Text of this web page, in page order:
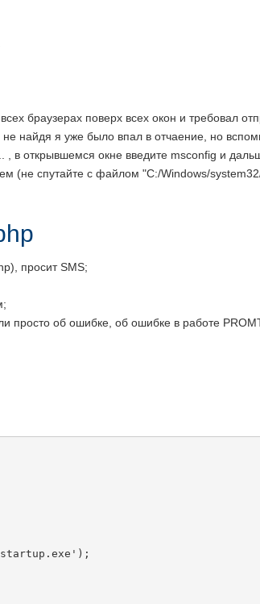
браузерах поверх всех окон и требовал
найдя я уже было впал в отчаение, но
, в открывшемся окне введите msconfig и
(не спутайте с файлом "C:/Windows/
просит SMS;
просто об ошибке, об ошибке в работе